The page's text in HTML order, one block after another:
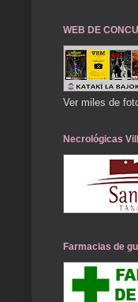
WEB DE
Ver miles de
Necrológicas
Farmacias de